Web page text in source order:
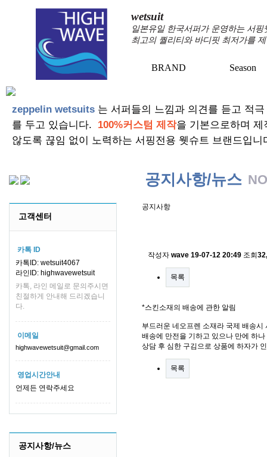
wetsuit
일본유일 한국서퍼가 운영하는 서
최고의 퀄리티와 바디핏 최저가를
BRAND
Season
zeppelin wetsuits 는 서퍼들의 느낌과 의견를 듣고 적
를 두고 있습니다. 100%커스텀 제작을 기본으로하며
않도록 끊임 없이 노력하는 서핑전용 웻슈트 브랜드입니
고객센터
카톡 ID
카톡ID: wetsuit4067
라인ID: highwavewetsuit
카톡, 라인 메일로 문의주시면
친절하게 안내해 드리겠습니
다.
이메일
highwavewetsuit@gmail.com
영업시간안내
언제든 연락주세요
공지사항/뉴스
공지사항/뉴스
공지사항
작성자 wave 19-07-12 20:49 조회
목록
*스킨소재의 배송에 관한 알림
부드러운 네오프렌 소재라 국제 배송
배송에 만전을 기하고 있으나 만에 하
상담 후 심한 구김으로 상품에 하자가
목록